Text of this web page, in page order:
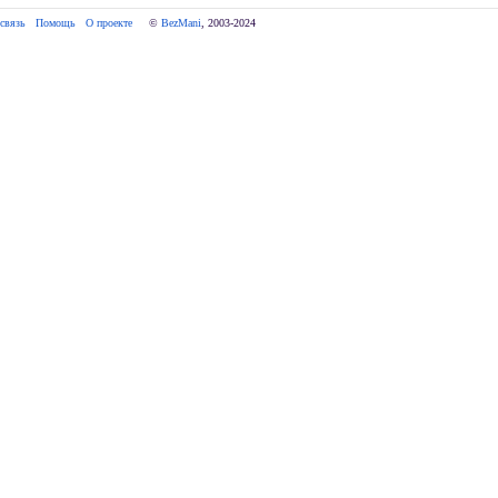
Помощь О проекте
     ©
BezMani , 2003-2024